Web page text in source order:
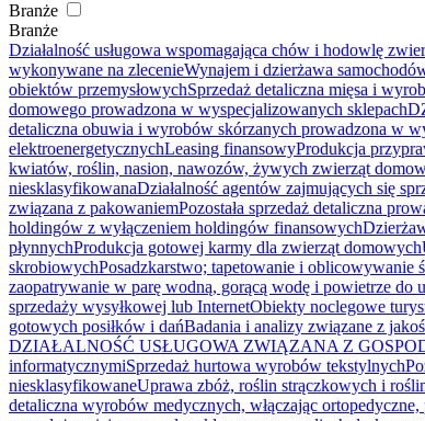
Branże
Branże
Działalność usługowa wspomagająca chów i hodowlę
wykonywane na zlecenieWynajem i dzierżawa
obiektów przemysłowychSprzedaż detaliczna mięsa i
domowego prowadzona w wyspecjalizowanych sklepach
detaliczna obuwia i wyrobów skórzanych prowadzona w
elektroenergetycznychLeasing finansowyProdukcja
kwiatów, roślin, nasion, nawozów, żywych zwierząt
niesklasyfikowanaDziałalność agentów zajmujących się
związana z pakowaniemPozostała sprzedaż detaliczna
holdingów z wyłączeniem holdingów finansowych
płynnychProdukcja gotowej karmy dla zwierząt domowych
skrobiowychPosadzkarstwo; tapetowanie i oblicowywanie
zaopatrywanie w parę wodną, gorącą wodę i powietrze do
sprzedaży wysyłkowej lub InternetObiekty noclegowe
gotowych posiłków i dańBadania i analizy związane z
DZIAŁALNOŚĆ USŁUGOWA ZWIĄZANA Z
informatycznymiSprzedaż hurtowa wyrobów tekstylnych
niesklasyfikowaneUprawa zbóż, roślin strączkowych i
detaliczna wyrobów medycznych, włączając